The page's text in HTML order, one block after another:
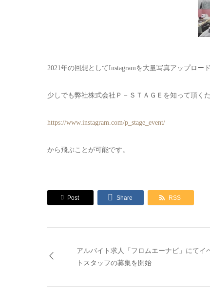
2021年の回想としてInstagramを大量写真アップロー
少しでも弊社株式会社Ｐ－ＳＴＡＧＥを知って頂く
https://www.instagram.com/p_stage_event/
から飛ぶことが可能です。
Post Share RSS
アルバイト求人「フロムエーナビ」にてイ
トスタッフの募集を開始